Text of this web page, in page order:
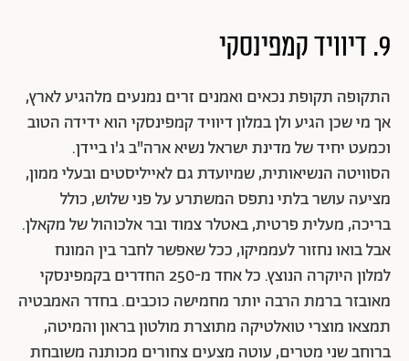
9. דיוויד קמפינסקי
התקופה תקופת נכאים ואמנים זרים נמנעים מלהגיע לארץ,
אך מי שכן הגיע ולן במלון דיוויד קמפינסקי הוא ידידה הטוב
וכמעט יחיד של מדינת ישראל נשיא ארה"ב ג'ו ביידן.
הסוויטה הנשיאותית, שמיועדת גם לאייליסטים ובעלי ממון,
מציעה עושר בלתי נתפס המשתרע על פני שלוש, כולל
בריכה, מעלית פרטית, באטלר צמוד ובר אלכוהול של מקאלן.
אבל בואו נחזור לעממיקו, ככל שאפשר לחבר בין המונח
למלון היוקרה הנוצץ. כל אחד מ-250 החדרים בקמפינסקי
מאובזר ברמת הרבה יותר מחמישה כוכבים. בחדר האמבטיה
תמצאו מוצרי טואלטיקה מתוצרת מולטון בראון והמיטה,
ברוחב שני מטרים, עוטה מצעים צחורים מכותנה משובחת